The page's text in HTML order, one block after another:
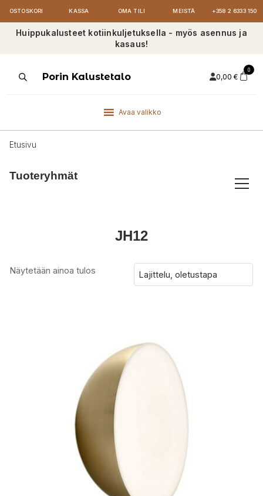
OSTOSKORI KASSA OMA TILI MEISTÄ +358 2 6333 150
Huippukalusteet kotiinkuljetuksella - myös asennus ja
kasaus!
ProductsPorin Kalustetalo 0,00 €
0
Avaa valikko
Etusivu
Tuoteryhmät
JH12
Näytetään ainoa tulos